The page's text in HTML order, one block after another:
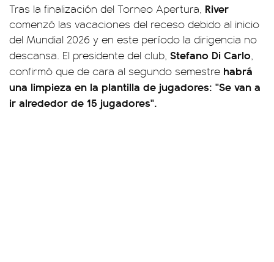
Tras la finalización del Torneo Apertura, River
comenzó las vacaciones del receso debido al inicio
del Mundial 2026 y en este período la dirigencia no
descansa. El presidente del club, Stefano Di Carlo,
confirmó que de cara al segundo semestre habrá
una limpieza en la plantilla de jugadores: "Se van a
ir alrededor de 15 jugadores".